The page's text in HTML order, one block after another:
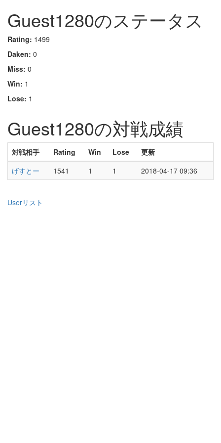
Guest1280のステータス
Rating: 1499
Daken: 0
Miss: 0
Win: 1
Lose: 1
Guest1280の対戦成績
対戦相手 Rating Win Lose
更新
げすとー
1541 1 1 2018-04-17 09:36
Userリスト